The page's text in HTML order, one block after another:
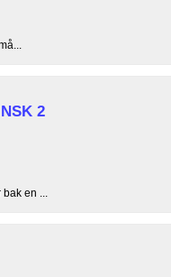
2
en ...